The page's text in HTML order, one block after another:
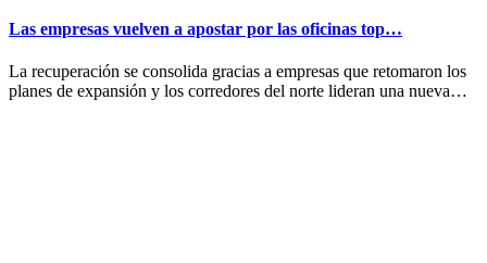
Las empresas vuelven a apostar por las oficinas top…
La recuperación se consolida gracias a empresas que retomaron los
planes de expansión y los corredores del norte lideran una nueva…